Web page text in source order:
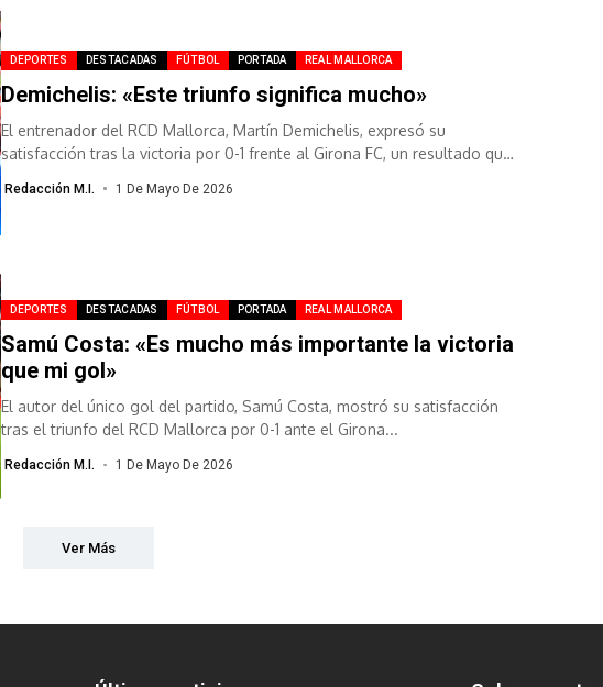
DEPORTES DESTACADAS FÚTBOL PORTADA REAL MALLORCA
Demichelis: «Este triunfo significa mucho»
El entrenador del RCD Mallorca, Martín Demichelis, expresó su
satisfacción tras la victoria por 0-1 frente al Girona FC, un resultado que
Redacción M.I. 1 De Mayo De 2026
DEPORTES DESTACADAS FÚTBOL PORTADA REAL MALLORCA
Samú Costa: «Es mucho más importante la victoria
que mi gol»
El autor del único gol del partido, Samú Costa, mostró su satisfacción
tras el triunfo del RCD Mallorca por 0-1 ante el Girona...
Redacción M.I. 1 De Mayo De 2026
Ver Más